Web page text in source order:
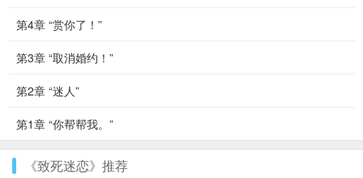
第4章 “赏你了！”
第3章 “取消婚约！”
第2章 “迷人”
第1章 “你帮帮我。”
《致死迷恋》推荐